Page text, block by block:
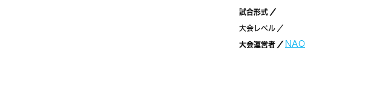
試合形式 ／
大会レベル ／
大会運営者 ／ NAO